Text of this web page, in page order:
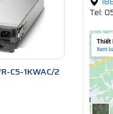
C5-1KWAC/2
Tel: